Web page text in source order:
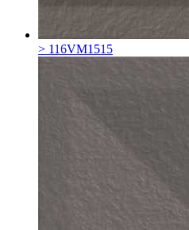
> 116VM1515